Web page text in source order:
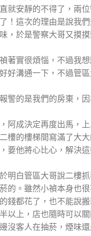
就安靜的不得了，兩
！這次的理由是說我
，於是警察大哥又摸摸
著實很煩惱，不過我
好溝通一下，不過管
警的是我們的房東，
阿成決定再度出馬，
樓的樓梯間寫滿了大
要他將心比心，解決這
明白管區大哥說二樓
的。雖然小禎本身也
錢都花了，也不能說
以上，店也隨時可以
沒客人在抽菸，煙味